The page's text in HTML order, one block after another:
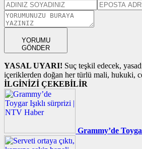
YORUMU
GÖNDER
YASAL UYARI! Suç teşkil edecek,
içeriklerden doğan her türlü mali, hukuki,
İLGİNİZİ ÇEKEBİLİR
Grammy’de